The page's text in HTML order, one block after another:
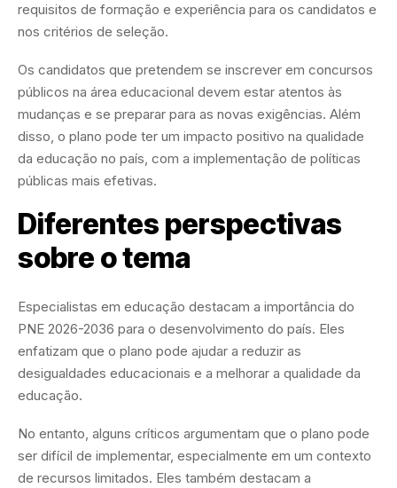
requisitos de formação e experiência para os candidatos e
nos critérios de seleção.
Os candidatos que pretendem se inscrever em concursos
públicos na área educacional devem estar atentos às
mudanças e se preparar para as novas exigências. Além
disso, o plano pode ter um impacto positivo na qualidade
da educação no país, com a implementação de políticas
públicas mais efetivas.
Diferentes perspectivas
sobre o tema
Especialistas em educação destacam a importância do
PNE 2026-2036 para o desenvolvimento do país. Eles
enfatizam que o plano pode ajudar a reduzir as
desigualdades educacionais e a melhorar a qualidade da
educação.
No entanto, alguns críticos argumentam que o plano pode
ser difícil de implementar, especialmente em um contexto
de recursos limitados. Eles também destacam a